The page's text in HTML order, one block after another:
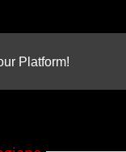
Platform!